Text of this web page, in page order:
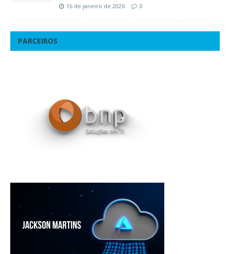
16 de janeiro de 2026 0
PARCEIROS